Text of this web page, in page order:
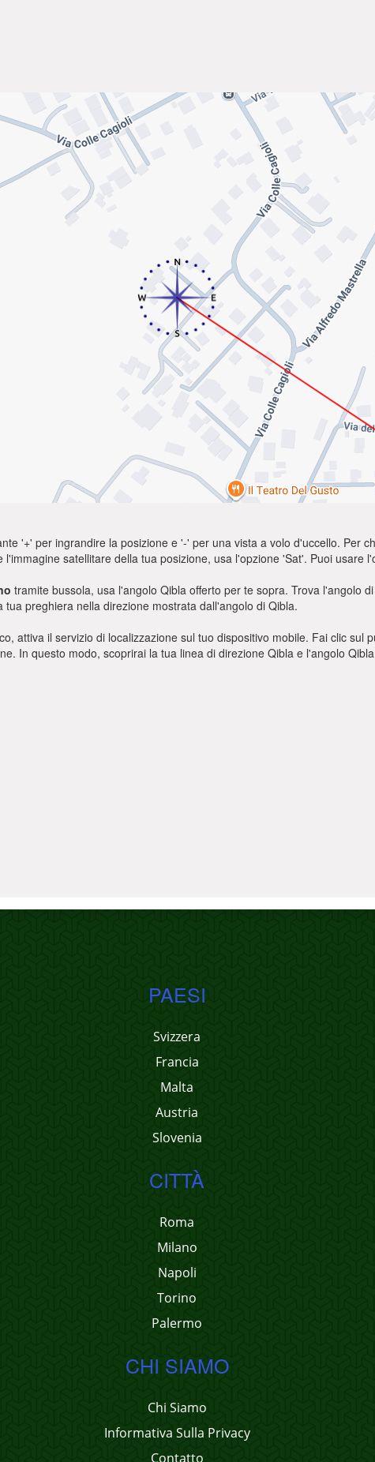
'+' per ingrandire la posizione e '-' per una vista a volo d'uccello. Per
satellitare della tua posizione, usa l'opzione 'Sat'. Puoi usare
tramite bussola, usa l'angolo Qibla offerto per te sopra. Trova l'angolo
preghiera nella direzione mostrata dall'angolo di Qibla.
attiva il servizio di localizzazione sul tuo dispositivo mobile. Fai clic sul
In questo modo, scoprirai la tua linea di direzione Qibla e l'angolo
PAESI
Svizzera
Francia
Malta
Austria
Slovenia
CITTÀ
Roma
Milano
Napoli
Torino
Palermo
CHI SIAMO
Chi Siamo
Informativa Sulla Privacy
Contatto